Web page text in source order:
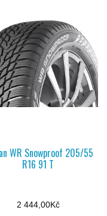
WR Snowproof 205/55
R16 91 T
2 444,00Kč